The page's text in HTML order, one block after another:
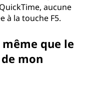
aucune
à la touche F5.
que le
mon